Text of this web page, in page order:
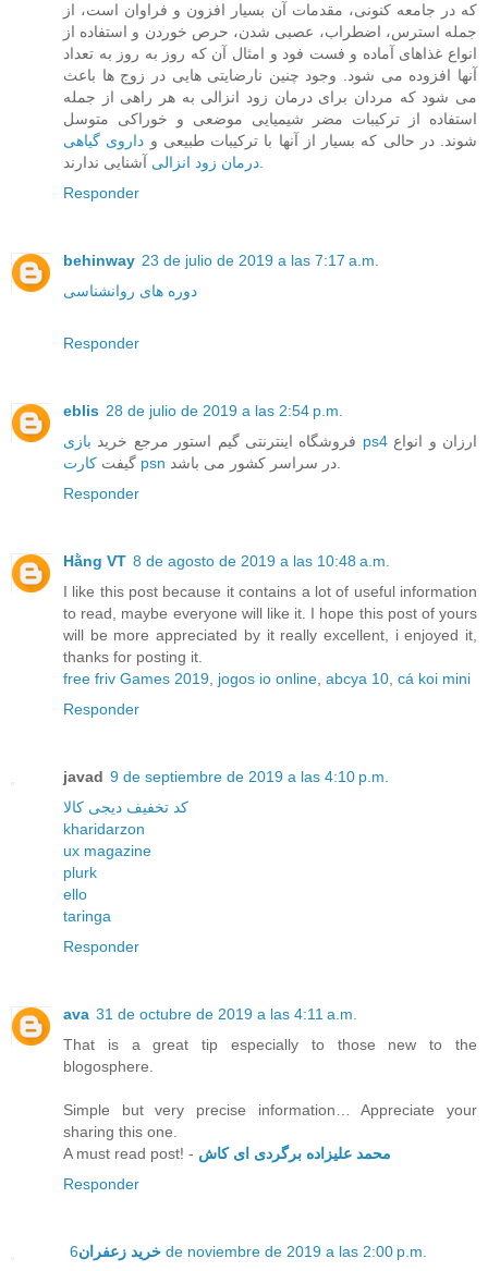
که در جامعه کنونی، مقدمات آن بسیار افزون و فراوان است، از
جمله استرس، اضطراب، عصبی شدن، حرص خوردن و استفاده از
انواع غذاهای آماده و فست فود و امثال آن که روز به روز به تعداد
آنها افزوده می شود. وجود چنین نارضایتی هایی در زوج ها باعث
می شود که مردان برای درمان زود انزالی به هر راهی از جمله
استفاده از ترکیبات مضر شیمیایی موضعی و خوراکی متوسل
شوند. در حالی که بسیار از آنها با ترکیبات طبیعی و داروی گیاهی
درمان زود انزالی
Responder
behinway 23 de julio de 2019 a las 7:17 a.m.
دوره های روانشناسی
Responder
eblis 28 de julio de 2019 a las 2:54 p.m.
فروشگاه اینترنتی گیم استور مرجع خرید بازی ps4ارزان و انواع
گیفت کارت psn
Responder
Hằng VT 8 de agosto de 2019 a las 10:48 a.m.
I like this post because it contains a lot of useful information
to read, maybe everyone will like it. I hope this post of yours
will be more appreciated by it really excellent, i enjoyed it,
thanks for posting it.
free friv Games 2019 jogos io online abcya 10 cá koi mini
Responder
javad 9 de septiembre de 2019 a las 4:10 p.m.
کد تخفیف دیجی کالا
kharidarzon
ux magazine
plurk
ello
taringa
Responder
ava 31 de octubre de 2019 a las 4:11 a.m.
That is a great tip especially to those new to the
blogosphere.
Simple but very precise information… Appreciate your
sharing this one.
A must read post! - محمد علیزاده برگردی ای کاش
Responder
خرید زعفران 6 de noviembre de 2019 a las 2:00 p.m.